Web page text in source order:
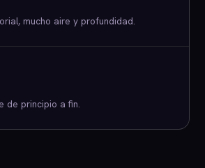
mucho aire y profundidad.
de principio a fin.